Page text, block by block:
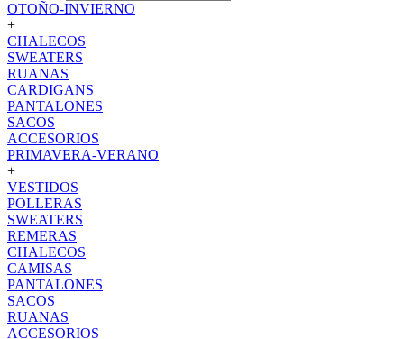
OTOÑO-INVIERNO
+
CHALECOS
SWEATERS
RUANAS
CARDIGANS
PANTALONES
SACOS
ACCESORIOS
PRIMAVERA-VERANO
+
VESTIDOS
POLLERAS
SWEATERS
REMERAS
CHALECOS
CAMISAS
PANTALONES
SACOS
RUANAS
ACCESORIOS